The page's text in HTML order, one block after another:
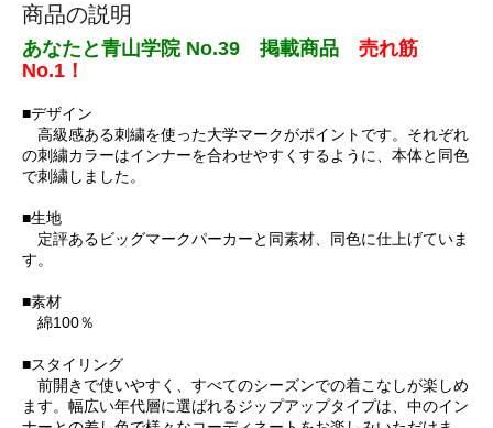
商品の説明
あなたと青山学院 No.39 掲載商品
売れ筋
No.1！
■デザイン
高級感ある刺繍を使った大学マークがポイントです。それぞれ
の刺繍カラーはインナーを合わせやすくするように、本体と同色
で刺繍しました。
■生地
定評あるビッグマークパーカーと同素材、同色に仕上げていま
す。
■素材
綿100％
■スタイリング
前開きで使いやすく、すべてのシーズンでの着こなしが楽しめ
ます。幅広い年代層に選ばれるジップアップタイプは、中のイン